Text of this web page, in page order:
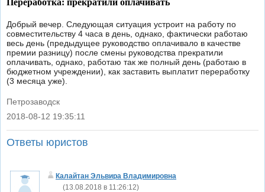
Переработка: прекратили оплачивать
Добрый вечер. Следующая ситуация устроит на работу по
совместительству 4 часа в день, однако, фактически работаю
весь день (предыдущее руководство оплачивало в качестве
премии разницу) после смены руководства прекратили
оплачивать, однако, работаю так же полный день (работаю в
бюджетном учреждении), как заставить выплатит переработку
(3 месяца уже).
Петрозаводск
|
2018-08-12 19:35:11
Ответы юристов
Калайтан Эльвира Владимировна
(13.08.2018 в 11:26:12)